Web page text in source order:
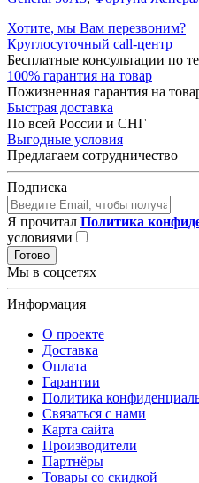
Хотите, мы Вам перезвоним?
Круглосуточный call-центр
Бесплатные консультации по
100% гарантия на товар
Пожизненная гарантия на
Быстрая доставка
По всей России и СНГ
Выгодные условия
Предлагаем сотрудничество
Подписка
Я прочитал Политика
условиями
Готово
Мы в соцсетях
Информация
О проекте
Доставка
Оплата
Гарантии
Политика
Связаться с нами
Карта сайта
Производители
Партнёры
Товары со скидкой